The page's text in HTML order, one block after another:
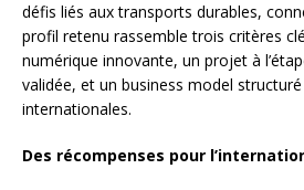
défis liés aux transports durables,
profil retenu rassemble trois critères
numérique innovante, un projet à
validée, et un business model
internationales.
Des récompenses pour